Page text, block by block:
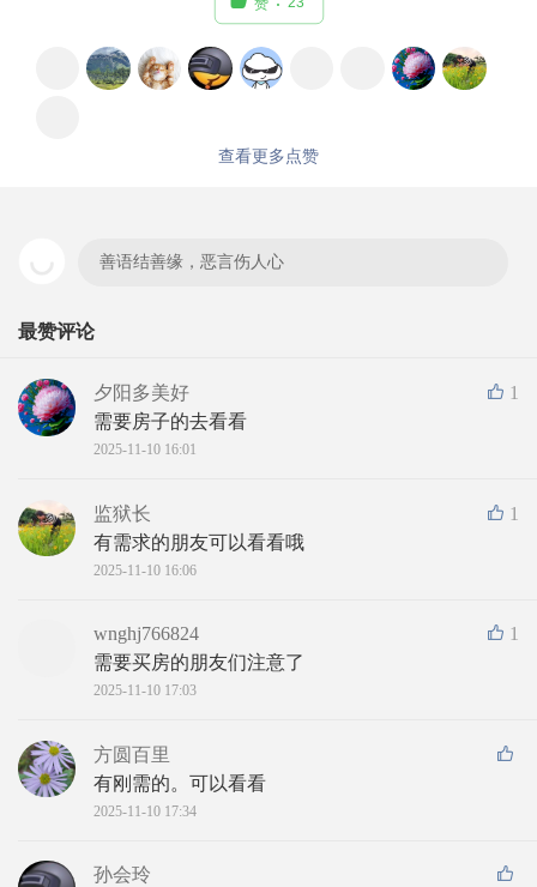
赞
查看更多点赞
善语结善缘，恶言伤人心
最赞评论
1
夕阳多美好
需要房子的去看看
2025-11-10 16:01
1
监狱长
有需求的朋友可以看看哦
2025-11-10 16:06
1
wnghj766824
需要买房的朋友们注意了
2025-11-10 17:03
方圆百里
有刚需的。可以看看
2025-11-10 17:34
孙会玲